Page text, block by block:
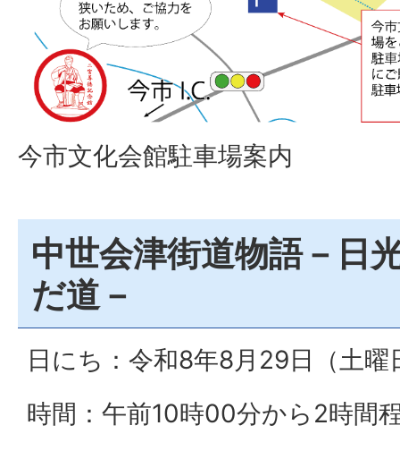
今市文化会館駐車場案内
中世会津街道物語－日
だ道－
日にち：令和8年8月29日（土曜
時間：午前10時00分から2時間